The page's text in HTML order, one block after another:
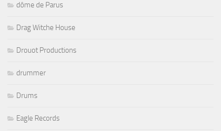
dôme de Parus
Drag Witche House
Drouot Productions
drummer
Drums
Eagle Records